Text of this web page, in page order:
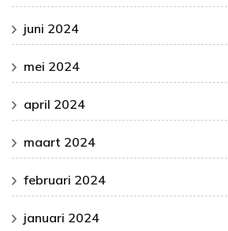
juni 2024
mei 2024
april 2024
maart 2024
februari 2024
januari 2024